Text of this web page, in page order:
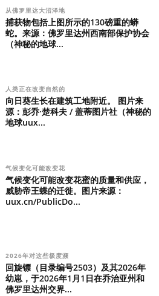
从佛罗里达大沼泽地
捕获物包括上图所示的130磅重的蟒
蛇。来源：佛罗里达州西南部保护协会
（神秘的地球...
人类正在改变自然的
向日葵生长在建筑工地附近。 图片来
源：彭乔·楚科夫 / 盖蒂图片社（神秘的
地球uux...
气候变化可能改变花
气候变化可能改变花蜜的质量和供应，
威胁帝王蝶的迁徙。图片来源：
uux.cn/PublicDo...
2026年对这些极度濒
回旋镖（目录编号2503）及其2026年
幼崽，于2026年1月1日在乔治亚州和
佛罗里达州交界...